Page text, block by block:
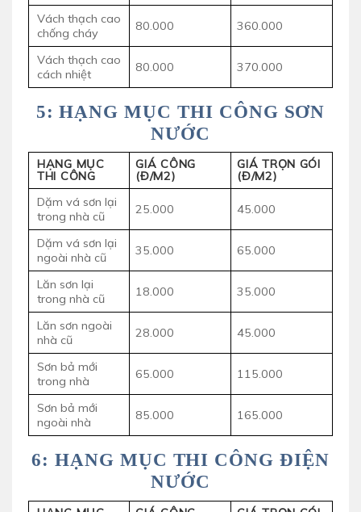
Vách thạch cao
chống cháy
80.000 360.000
Vách thạch cao
cách nhiệt
80.000 370.000
5: HẠNG MỤC THI CÔNG SƠN
NƯỚC
HẠNG MỤC
THI CÔNG
GIÁ CÔNG
(Đ/M2)
GIÁ TRỌN GÓI
(Đ/M2)
Dặm vá sơn lại
trong nhà cũ
25.000 45.000
Dặm vá sơn lại
ngoài nhà cũ
35.000 65.000
Lăn sơn lại
trong nhà cũ
18.000 35.000
Lăn sơn ngoài
nhà cũ
28.000 45.000
Sơn bả mới
trong nhà
65.000 115.000
Sơn bả mới
ngoài nhà
85.000 165.000
6: HẠNG MỤC THI CÔNG ĐIỆN
NƯỚC